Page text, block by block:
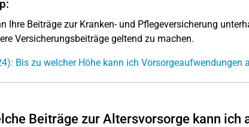
Ihre Beiträge zur Kranken- und Pflegeversicherung
Versicherungsbeiträge geltend zu machen.
Bis zu welcher Höhe kann ich Vorsorgeaufwendungen
Beiträge zur Altersvorsorge kann ich